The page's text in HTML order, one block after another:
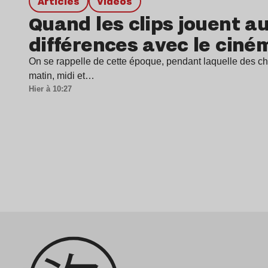
Quand les clips jouent
différences avec le
On se rappelle de cette époque, pendant laquelle des
matin, midi et…
Hier à 10:27